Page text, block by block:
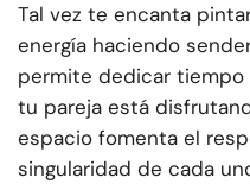
Tal vez te encanta
energía haciendo
permite dedicar tiempo
tu pareja está
espacio fomenta el
singularidad de cada